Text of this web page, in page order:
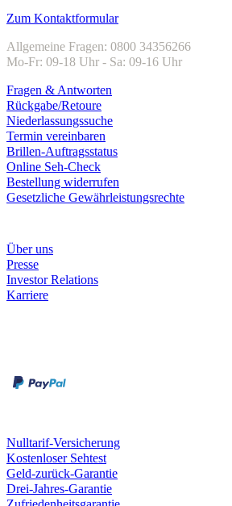
Zum Kontaktformular
Allgemeine Fragen: 0800 34356266
Mo-Fr: 09-18 Uhr - Sa: 09-16 Uhr
Fragen & Antworten
Rückgabe/Retoure
Niederlassungssuche
Termin vereinbaren
Brillen-Auftragsstatus
Online Seh-Check
Bestellung widerrufen
Gesetzliche Gewährleistungsrechte
Über uns
Presse
Investor Relations
Karriere
Nulltarif-Versicherung
Kostenloser Sehtest
Geld-zurück-Garantie
Drei-Jahres-Garantie